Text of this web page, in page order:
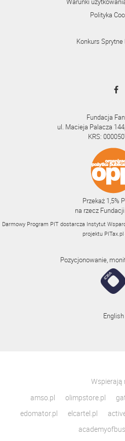
Polityka
Konkurs
Fundacja
ul. Macieja Palacza
KRS:
Przekaż 1,5%
na rzecz
Darmowy Program PIT dostarcza Instytut
projektu PITax.pl
Pozycjonowanie,
English
Wspierają
amso.pl
olimpstore.pl
edomator.pl
elcartel.pl